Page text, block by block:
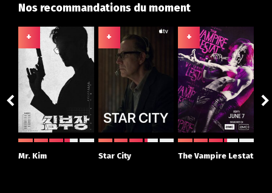
Nos recommandations du moment
+
Mr. Kim
+
Star City
+
The Vampire Lestat